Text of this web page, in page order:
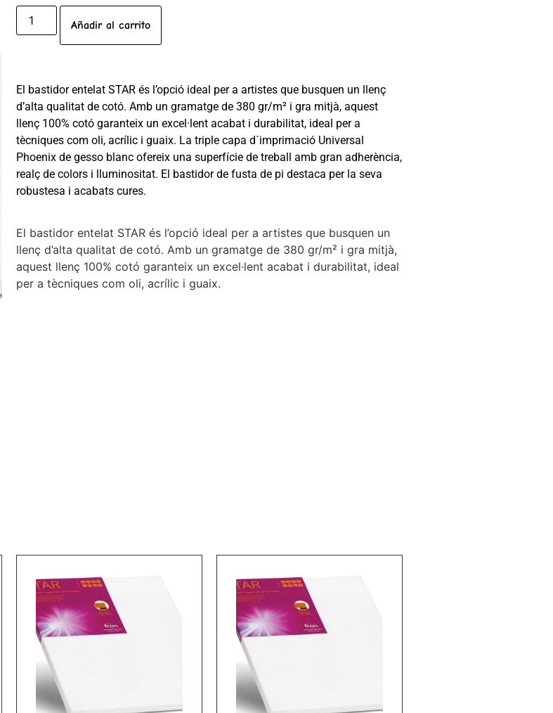
Añadir al carrito
El bastidor entelat STAR és l’opció ideal per a artistes que busquen un llenç
d’alta qualitat de cotó. Amb un gramatge de 380 gr/m² i gra mitjà, aquest
llenç 100% cotó garanteix un excel·lent acabat i durabilitat, ideal per a
tècniques com oli, acrílic i guaix. La triple capa d´imprimació Universal
Phoenix de gesso blanc ofereix una superfície de treball amb gran adherència,
realç de colors i lluminositat. El bastidor de fusta de pi destaca per la seva
robustesa i acabats cures.
El bastidor entelat STAR és l’opció ideal per a artistes que busquen un
llenç d’alta qualitat de cotó. Amb un gramatge de 380 gr/m² i gra mitjà,
aquest llenç 100% cotó garanteix un excel·lent acabat i durabilitat, ideal
per a tècniques com oli, acrílic i guaix.